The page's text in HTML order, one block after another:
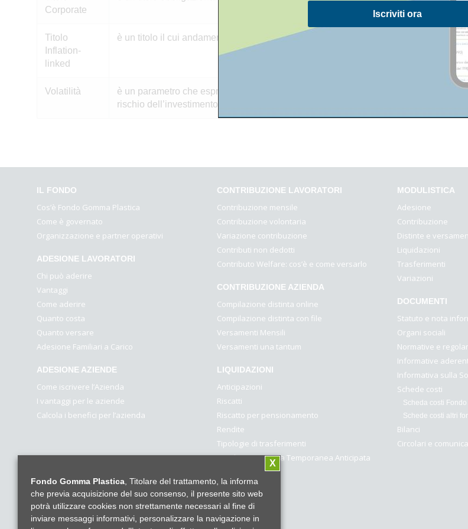
Corporate
Titolo
Inflation-
linked
è un titolo il cui andamento è legato all’inflazione.
Volatilità
è un parametro che esprime il livello di rischio di un investimento. Una “alta
rischio dell’investimento più elevato.
IL FONDO
Cos’è Fondo Gomma Plastica
Come è governato
Organizzazione e partner operativi
ADESIONE LAVORATORI
Chi può aderire
Vantaggi
Come aderire
Quanto costa
Quanto versare
Adesione Familiari a Carico
ADESIONE AZIENDE
Come iscrivere l’Azienda
I vantaggi per le aziende
Calcola i benefici per l’azienda
CONTRIBUZIONE LAVORATORI
Contribuzione mensile
Contribuzione volontaria
Variazione contribuzione
Contributi non dedotti
Contributo Welfare: cos’è e come versarlo
CONTRIBUZIONE AZIENDA
Compilazione distinta online
Compilazione distinta con file
Versamenti Mensili
Versamenti una tantum
LIQUIDAZIONI
Anticipazioni
Riscatti
Riscatto per pensionamento
Rendite
Tipologie di trasferimenti
Rendita Integrativa Temporanea Anticipata
MODULISTICA
Adesione
Contribuzione
Distinte e
Liquidazioni
Trasferimenti
Variazioni
DOCUMENTI
Statuto e nota
Organi sociali
Normative e
Informative
Informativa sulla
Schede costi
Scheda costi
Schede costi altri
Bilanci
Circolari e
Fondo Gomma Plastica , Titolare del trattamento, la informa
che previa acquisizione del suo consenso, il presente sito web
potrà utilizzare cookies non strettamente necessari al fine di
inviare messaggi informativi, personalizzare la navigazione in
X
Iscriviti ora